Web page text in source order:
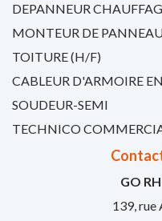
DEPANNEUR
MONTEUR DE
TOITURE (H/F)
CABLEUR D'ARMOIRE
SOUDEUR-SEMI
TECHNICO
GO
139, rue